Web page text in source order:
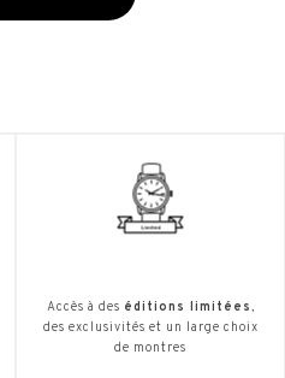
Accès à des éditions limitées,
des exclusivités et un large choix
de montres